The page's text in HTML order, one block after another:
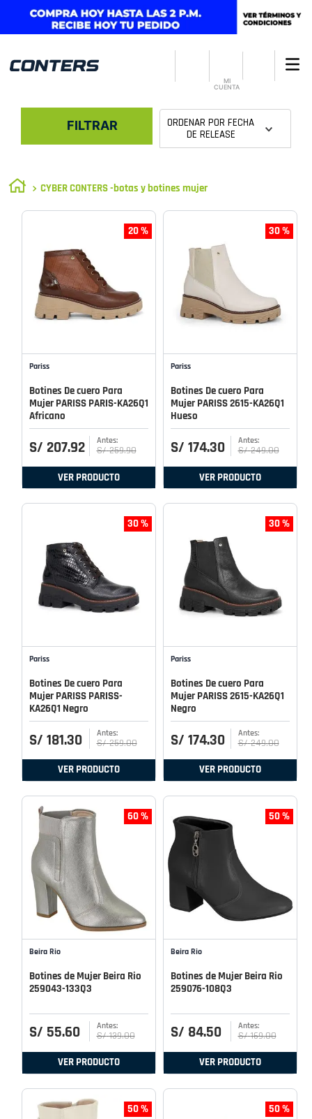
MI
CUENTA
FILTRAR ORDENAR POR FECHA
DE RELEASE
CYBER CONTERS -botas y botines mujer
20 %
Pariss
Botines De cuero Para
Mujer PARISS PARIS-KA26Q1
Africano
S/ 207.92 S/ 259.90
VER PRODUCTO
30 %
Pariss
Botines De cuero Para
Mujer PARISS 2615-KA26Q1
Hueso
S/ 174.30 S/ 249.00
VER PRODUCTO
30 %
Pariss
Botines De cuero Para
Mujer PARISS PARISS-
KA26Q1 Negro
S/ 181.30 S/ 259.00
VER PRODUCTO
30 %
Pariss
Botines De cuero Para
Mujer PARISS 2615-KA26Q1
Negro
S/ 174.30 S/ 249.00
VER PRODUCTO
60 %
Beira Rio
Botines de Mujer Beira Rio
259043-133Q3
S/ 55.60 S/ 139.00
VER PRODUCTO
50 %
Beira Rio
Botines de Mujer Beira Rio
259076-108Q3
S/ 84.50 S/ 169.00
VER PRODUCTO
50 % 50 %